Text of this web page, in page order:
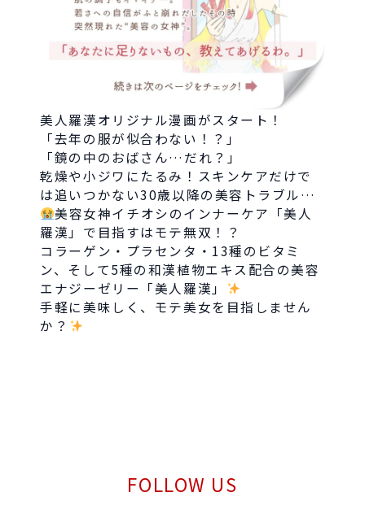
美人羅漢オリジナル漫画がスタート！
「去年の服が似合わない！？」
「鏡の中のおばさん…だれ？」
乾燥や小ジワにたるみ！スキンケアだけで
は追いつかない30歳以降の美容トラブル…
美容女神イチオシのインナーケア「美人
羅漢」で目指すはモテ無双！？
コラーゲン・プラセンタ・13種のビタミ
ン、そして5種の和漢植物エキス配合の美容
エナジーゼリー「美人羅漢」
手軽に美味しく、モテ美女を目指しません
か？
FOLLOW US